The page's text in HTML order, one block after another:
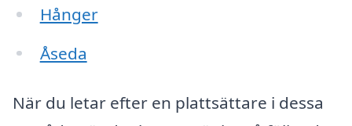
Hånger
Åseda
När du letar efter en plattsättare i dessa